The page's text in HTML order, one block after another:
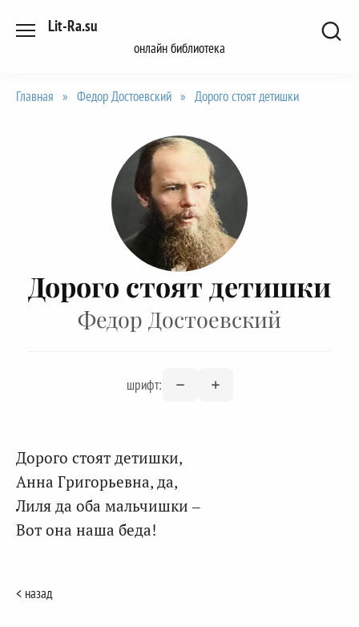
Lit-Ra.su
онлайн библиотека
Главная » Федор Достоевский » Дорого стоят детишки
Дорого стоят детишки
Федор Достоевский
шрифт:
Дорого стоят детишки,
Анна Григорьевна, да,
Лиля да оба мальчишки –
Вот она наша беда!
< назад